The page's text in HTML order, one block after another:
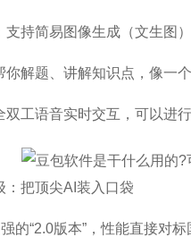
支持简易图像生成（文生图
解题、讲解知识点，像一个
工语音实时交互，可以进
：把顶尖AI装入口袋
的“2.0版本”，性能直接对